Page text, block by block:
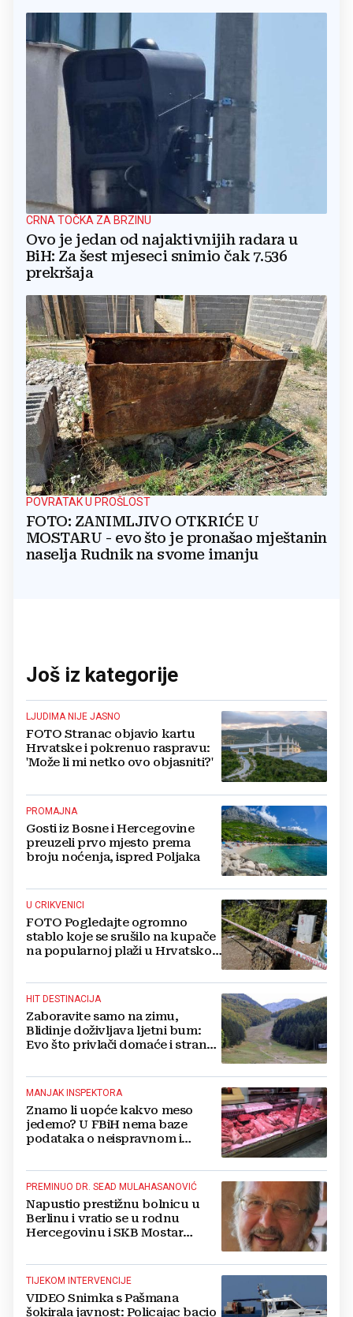
CRNA TOČKA ZA BRZINU
Ovo je jedan od najaktivnijih radara u
BiH: Za šest mjeseci snimio čak 7.536
prekršaja
POVRATAK U PROŠLOST
FOTO: ZANIMLJIVO OTKRIĆE U
MOSTARU - evo što je pronašao mještanin
naselja Rudnik na svome imanju
Još iz kategorije
LJUDIMA NIJE JASNO
FOTO Stranac objavio kartu
Hrvatske i pokrenuo raspravu:
'Može li mi netko ovo objasniti?'
PROMAJNA
Gosti iz Bosne i Hercegovine
preuzeli prvo mjesto prema
broju noćenja, ispred Poljaka
U CRIKVENICI
FOTO Pogledajte ogromno
stablo koje se srušilo na kupače
na popularnoj plaži u Hrvatskoj:
HIT DESTINACIJA
Zaboravite samo na zimu,
Blidinje doživljava ljetni bum:
Evo što privlači domaće i strane
MANJAK INSPEKTORA
Znamo li uopće kakvo meso
jedemo? U FBiH nema baze
podataka o neispravnom i
PREMINUO DR. SEAD MULAHASANOVIĆ
Napustio prestižnu bolnicu u
Berlinu i vratio se u rodnu
Hercegovinu i SKB Mostar
TIJEKOM INTERVENCIJE
VIDEO Snimka s Pašmana
šokirala javnost: Policajac bacio